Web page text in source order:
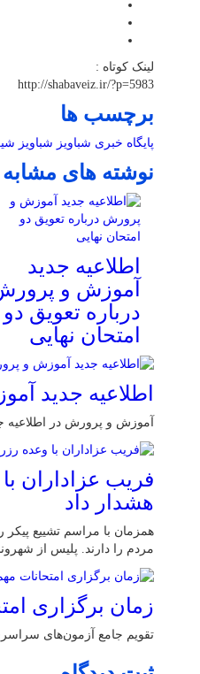
لینک کوتاه :
http://shabaveiz.ir/?p=5983
برچسب ها
پایگاه خبری شباویز شباویز
نوشته های مشابه
اطلاعیه جدید
آموزش و
درباره تعویق دو
امتحان نهایی
اطلاعیه جدید
آموزش و پرورش در اطلاعیه جديدی
فریب عزاداران
هشدار داد
همزمان با مراسم تشییع پیکر
مردم را دارند. پلیس از
زمان برگزاری امتحانات
تقویم جامع آزمون‌های سراسری و